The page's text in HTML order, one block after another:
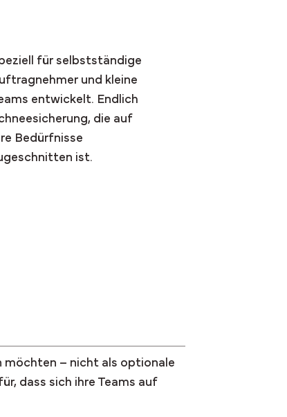
für selbstständige
und kleine
entwickelt. Endlich
die auf
Bedürfnisse
ist.
möchten – nicht als optionale
dass sich ihre Teams auf